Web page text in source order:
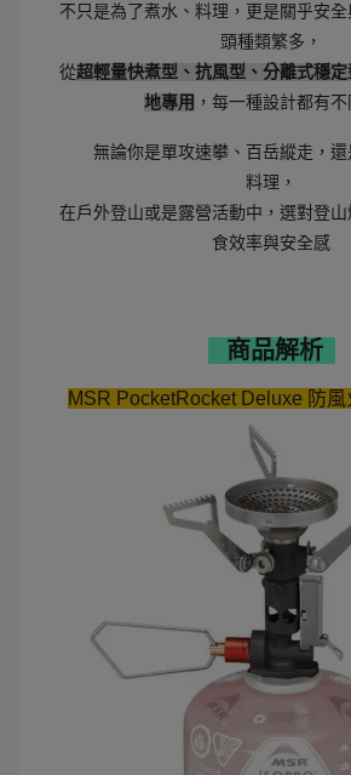
不只是為了煮水、料理，更是關乎安
頭種類繁多，
從超輕量快煮型、抗風型、分離式穩
地專用 ，每一種設計都有
無論你是單攻速攀、百岳縱走，還
料理，
在戶外登山或是露營活動中，選對登
食效率與安全感
商品解析
MSR PocketRocket Deluxe 防